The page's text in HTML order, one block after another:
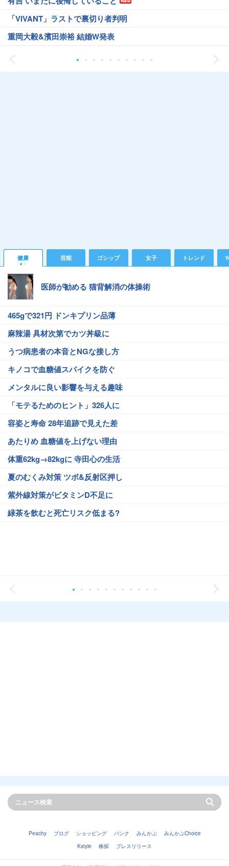
「VIVANT」ラストで裏切り者判明
重岡大毅&濱田崇裕 結婚W発表
健康 芸能 ゴシップ 女子 トレンド
医師が勧める 猫背解消の体操術
465gで321円 ドンキプリン品薄
麻辣湯 具材次第でカツ丼級に
うつ病患者の本音とNGな接し方
キノコで血糖値スパイクを防ぐ
メンタルに良い影響を与える趣味
「モテるためのヒント」326人に
容姿と寿命 28年追跡で見えた差
あたりめ 血糖値を上げない理由
体重62kg→82kgに 寺田心の生活
夏のむくみ対策 ツボ&反射区押し
紫外線対策がビタミンD不足に
緑茶を飲むと死亡リスク低まる?
Peachy ブログ ショッピング バンク みんかぶ
みんかぶChoice
Kstyle
株探 プレスリリース